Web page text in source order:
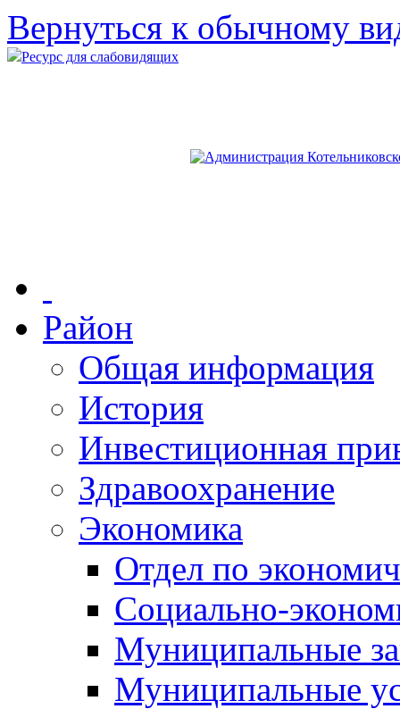
Вернуться к обычному
Ресурс для слабовидящих
Район
Общая информация
История
Инвестиционная
Здравоохранение
Экономика
Отдел по
Социально-
Муниципальные
Муниципальные